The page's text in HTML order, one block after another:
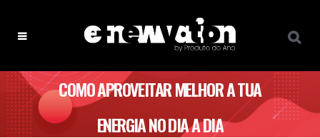
COMO APROVEITAR MELHOR A TUA
ENERGIA NO DIA A DIA